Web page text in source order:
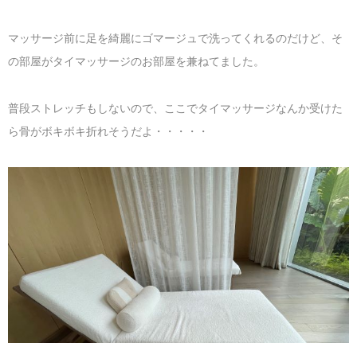
マッサージ前に足を綺麗にゴマージュで洗ってくれるのだけど、そ
の部屋がタイマッサージのお部屋を兼ねてました。
普段ストレッチもしないので、ここでタイマッサージなんか受けた
ら骨がボキボキ折れそうだよ・・・・・